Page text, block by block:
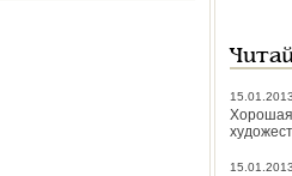
15.01.2013
Хорошая
15.01.2013